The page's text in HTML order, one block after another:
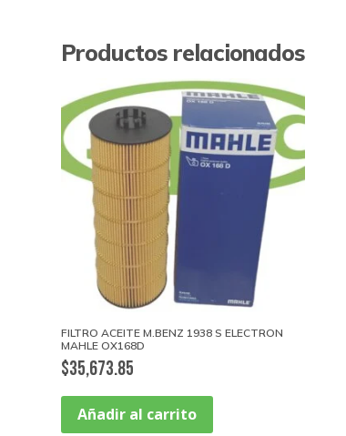
Productos relacionados
FILTRO ACEITE M.BENZ 1938 S ELECTRON
MAHLE OX168D
$35,673.85
Añadir al carrito